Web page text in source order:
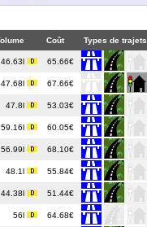
Coût Types de trajets
46.63l 65.66€
47.68l 67.66€
47.8l 53.03€
59.16l 60.05€
56.99l 68.10€
48.1l 55.84€
44.38l 51.44€
56l 64.68€